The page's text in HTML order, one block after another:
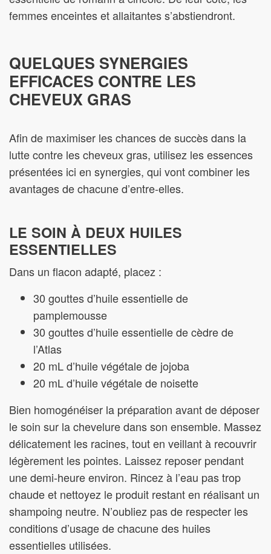
femmes enceintes et allaitantes s’abstiendront.
QUELQUES SYNERGIES
EFFICACES CONTRE LES
CHEVEUX GRAS
Afin de maximiser les chances de succès dans la
lutte contre les cheveux gras, utilisez les essences
présentées ici en synergies, qui vont combiner les
avantages de chacune d’entre-elles.
LE SOIN À DEUX HUILES
ESSENTIELLES
Dans un flacon adapté, placez :
30 gouttes d’huile essentielle de
pamplemousse
30 gouttes d’huile essentielle de cèdre de
l’Atlas
20 mL d’huile végétale de jojoba
20 mL d’huile végétale de noisette
Bien homogénéiser la préparation avant de déposer
le soin sur la chevelure dans son ensemble. Massez
délicatement les racines, tout en veillant à recouvrir
légèrement les pointes. Laissez reposer pendant
une demi-heure environ. Rincez à l’eau pas trop
chaude et nettoyez le produit restant en réalisant un
shampoing neutre. N’oubliez pas de respecter les
conditions d’usage de chacune des huiles
essentielles utilisées.